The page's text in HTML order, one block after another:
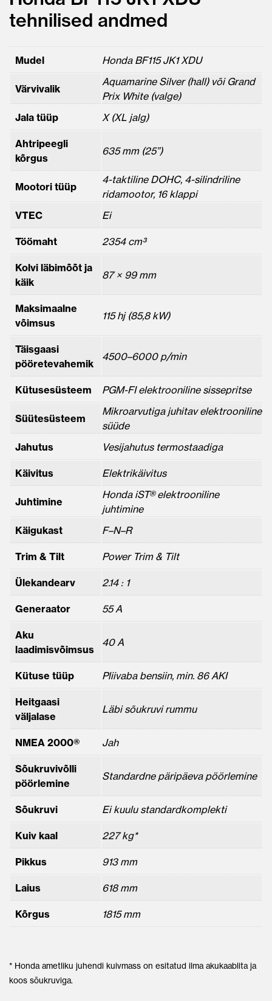
tehnilised andmed
Mudel Honda BF115 JK1 XDU
Värvivalik
Aquamarine Silver (hall) või Grand
Prix White (valge)
Jala tüüp
X (XL jalg)
Ahtripeegli
kõrgus
635 mm (25”)
Mootori tüüp
4-taktiline DOHC, 4-silindriline
ridamootor, 16 klappi
VTEC
Ei
Töömaht 2354 cm³
Kolvi läbimõõt ja
käik
87 × 99 mm
Maksimaalne
võimsus
115 hj (85,8 kW)
Täisgaasi
pööretevahemik
4500–6000 p/min
Kütusesüsteem PGM-FI elektrooniline sissepritse
Süütesüsteem
Mikroarvutiga juhitav elektrooniline
süüde
Jahutus
Vesijahutus termostaadiga
Käivitus Elektrikäivitus
Juhtimine
Honda iST® elektrooniline
juhtimine
Käigukast
F–N–R
Trim & Tilt Power Trim & Tilt
Ülekandearv 2.14 : 1
Generaator 55 A
Aku
laadimisvõimsus
40 A
Kütuse tüüp Pliivaba bensiin, min. 86 AKI
Heitgaasi
väljalase
Läbi sõukruvi rummu
NMEA 2000® Jah
Sõukruvivõlli
pöörlemine
Standardne päripäeva pöörlemine
Sõukruvi Ei kuulu standardkomplekti
Kuiv kaal 227 kg*
Pikkus 913 mm
Laius 618 mm
Kõrgus 1815 mm
* Honda ametliku juhendi kuivmass on esitatud ilma akukaablita ja
koos sõukruviga.